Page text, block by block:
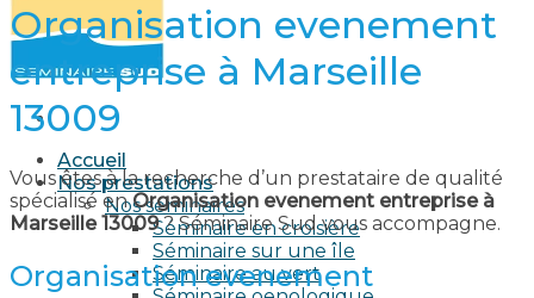
Accueil
Nos prestations
Nos séminaires
Séminaire en croisière
Séminaire sur une île
Séminaire au vert
Organisation evenement
entreprise à Marseille
13009
Vous êtes à la recherche d’un prestataire de qualité
spécialisé enOrganisation evenement entreprise à
Marseille 13009? Séminaire Sud vous accompagne.
Organisation evenement